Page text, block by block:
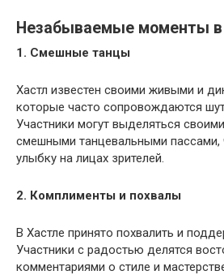
Незабываемые моменты в
1. Смешные танцы
Хастл известен своими живыми и
которые часто сопровождаются
Участники могут выделяться
смешными танцевальными пассами,
улыбку на лицах зрителей.
2. Комплименты и похвалы
В Хастле принято похвалить и
Участники с радостью делятся
комментариями о стиле и